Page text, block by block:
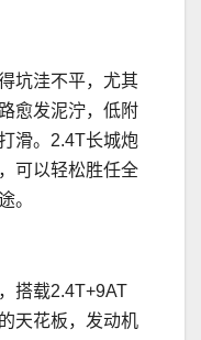
坑洼不平，尤其
愈发泥泞，低附
滑。2.4T长城炮
可以轻松胜任全
。
搭载2.4T+9AT
天花板，发动机